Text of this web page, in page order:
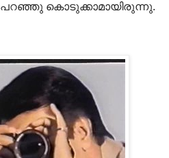
കൊടുക്കാമായിരുന്നു.